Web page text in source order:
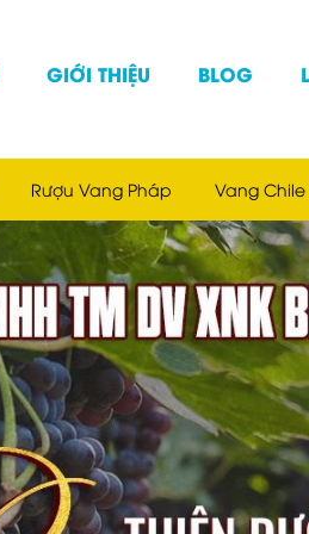
GIỚI THIỆU BLOG
Rượu Vang Pháp Vang Chile